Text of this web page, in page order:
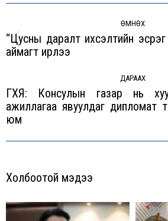
ӨМНӨХ
Previous
“Цусны даралт ихсэлтийн
аймагт ирлээ
ДАРААХ
Next
ГХЯ: Консулын газар нь
ажиллагаа явуулдаг дипломат
юм
Холбоотой мэдээ